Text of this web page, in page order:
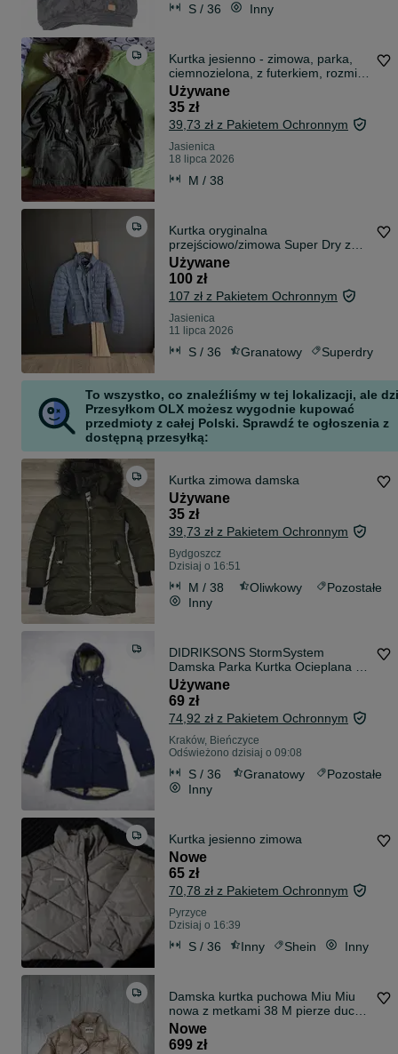
S / 36 Inny
Kurtka jesienno - zimowa, parka,
ciemnozielona, z futerkiem, rozmiar
m
Używane
35 zł
39,73 zł z Pakietem Ochronnym
Jasienica
18 lipca 2026
M / 38
Kurtka oryginalna
przejściowo/zimowa Super Dry z
Londynu stan b.dobry
Używane
100 zł
107 zł z Pakietem Ochronnym
Jasienica
11 lipca 2026
S / 36 Granatowy Superdry
To wszystko, co znaleźliśmy w tej lokalizacji, ale
Przesyłkom OLX możesz wygodnie kupować
przedmioty z całej Polski. Sprawdź te ogłoszenia z
dostępną przesyłką:
Kurtka zimowa damska
Używane
35 zł
39,73 zł z Pakietem Ochronnym
Bydgoszcz
Dzisiaj o 16:51
M / 38 Oliwkowy
Pozostałe
Inny
DIDRIKSONS StormSystem
Damska Parka Kurtka Ocieplana S
36
Używane
69 zł
74,92 zł z Pakietem Ochronnym
Kraków, Bieńczyce
Odświeżono dzisiaj o 09:08
S / 36 Granatowy
Pozostałe
Inny
Kurtka jesienno zimowa
Nowe
65 zł
70,78 zł z Pakietem Ochronnym
Pyrzyce
Dzisiaj o 16:39
S / 36 Inny Shein Inny
Damska kurtka puchowa Miu Miu
nowa z metkami 38 M pierze duck
down
Nowe
699 zł